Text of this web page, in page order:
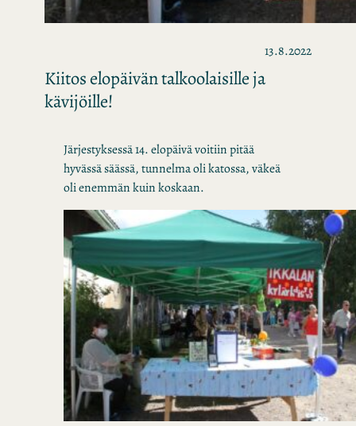
13.8.2022
Kiitos elopäivän talkoolaisille ja
kävijöille!
Järjestyksessä 14. elopäivä voitiin pitää
hyvässä säässä, tunnelma oli katossa, väkeä
oli enemmän kuin koskaan.